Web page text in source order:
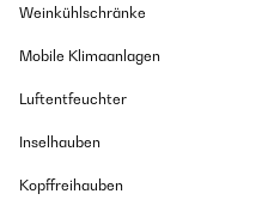
Weinkühlschränke
Mobile Klimaanlagen
Luftentfeuchter
Inselhauben
Kopffreihauben